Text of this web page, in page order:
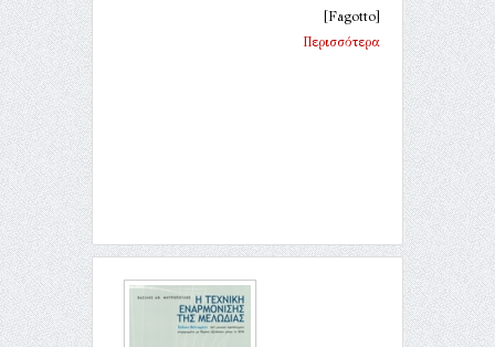
[Fagotto]
Περισσότερα